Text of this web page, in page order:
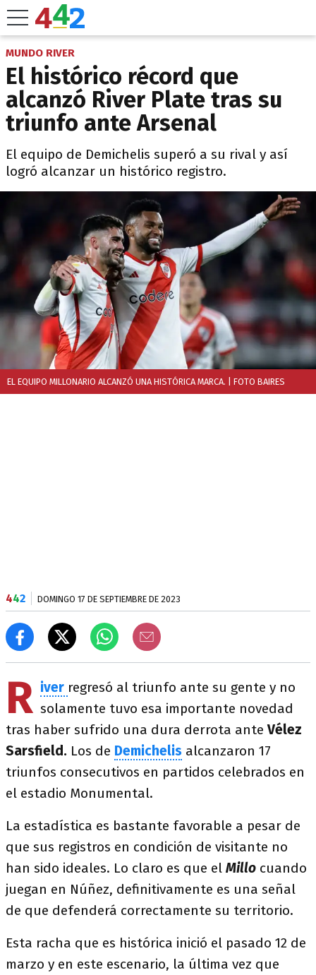
MUNDO RIVER
El histórico récord que
alcanzó River Plate tras su
triunfo ante Arsenal
El equipo de Demichelis superó a su rival y así
logró alcanzar un histórico registro.
EL EQUIPO MILLONARIO ALCANZÓ UNA HISTÓRICA MARCA. | FOTO BAIRES
442 DOMINGO 17 DE SEPTIEMBRE DE 2023
R iver regresó al triunfo ante su gente y no
solamente tuvo esa importante novedad
tras haber sufrido una dura derrota anteVélez
Sarsfield. Los de Demichelis alcanzaron 17
triunfos consecutivos en partidos celebrados en
el estadio Monumental.
La estadística es bastante favorable a pesar de
que sus registros en condición de visitante no
han sido ideales. Lo claro es que el Millo cuando
juegan en Núñez, definitivamente es una señal
de que defenderá correctamente su territorio.
Esta racha que es histórica inició el pasado 12 de
marzo y en este escenario, la última vez que